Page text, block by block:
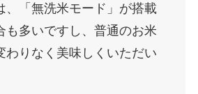
、「無洗米モード」が搭載
も多いですし、普通のお米
わりなく美味しくいただい